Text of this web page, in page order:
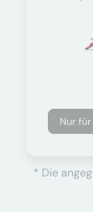
Nur
* Die